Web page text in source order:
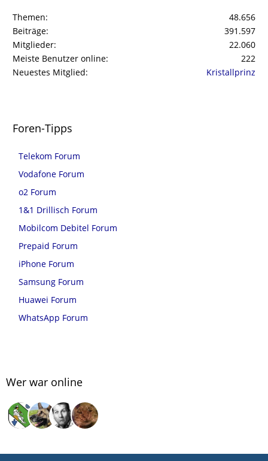
Themen
48.656
Beiträge
391.597
Mitglieder
22.060
Meiste Benutzer online
222
Neuestes Mitglied
Kristallprinz
Foren-Tipps
Telekom Forum
Vodafone Forum
o2 Forum
1&1 Drillisch Forum
Mobilcom Debitel Forum
Prepaid Forum
iPhone Forum
Samsung Forum
Huawei Forum
WhatsApp Forum
Wer war online